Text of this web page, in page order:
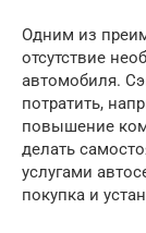
Одним из
отсутствие
автомобиля.
потратить,
повышение
делать
услугами
покупка и